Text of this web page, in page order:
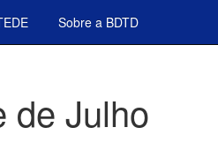
Sobre a BDTD
de Julho